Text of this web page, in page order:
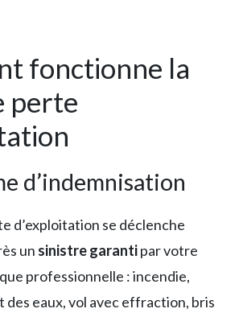
fonctionne la
perte
d’indemnisation
d’exploitation se déclenche
un sinistre garantipar votre
professionnelle : incendie,
des eaux, vol avec effraction, bris